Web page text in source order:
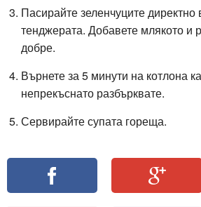
Пасирайте зеленчуците директно
тенджерата. Добавете млякото и
добре.
Върнете за 5 минути на котлона
непрекъснато разбърквате.
Сервирайте супата гореща.